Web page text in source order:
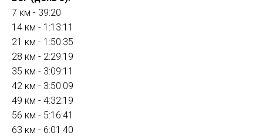
7 км - 39:20
14 км - 1:13:11
21 км - 1:50:35
28 км - 2:29:19
35 км - 3:09:11
42 км - 3:50:09
49 км - 4:32:19
56 км - 5:16:41
63 км - 6:01:40